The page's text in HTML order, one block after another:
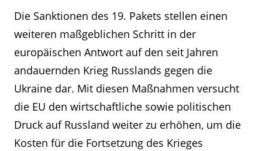
Die Sanktionen des 19. Pakets stellen einen
weiteren maßgeblichen Schritt in der
europäischen Antwort auf den seit Jahren
andauernden Krieg Russlands gegen die
Ukraine dar. Mit diesen Maßnahmen versucht
die EU den wirtschaftliche sowie politischen
Druck auf Russland weiter zu erhöhen, um die
Kosten für die Fortsetzung des Krieges